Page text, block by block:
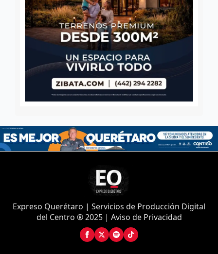
Expreso Querétaro | Servicios de Producción Digital
del Centro ® 2025 | Aviso de Privacidad